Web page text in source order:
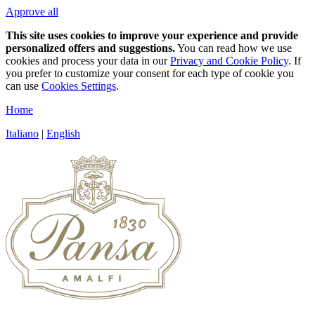
Approve all
This site uses cookies to improve your experience and provide
personalized offers and suggestions.You can read how we use
cookies and process your data in ourPrivacy and Cookie Policy. If
you prefer to customize your consent for each type of cookie you
can use Cookies Settings.
Home
Italiano | English